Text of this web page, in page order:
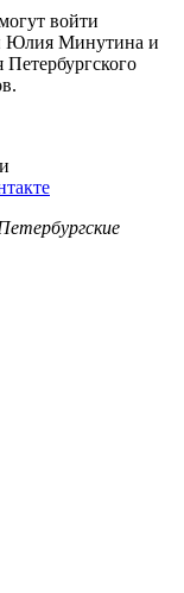
войти
Юлия Минутина и